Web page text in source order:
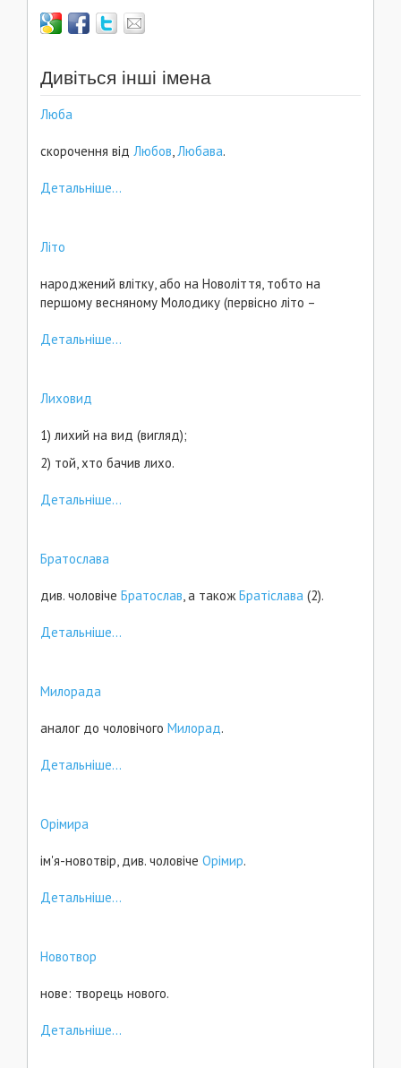
Дивіться інші імена
Люба
скорочення від Любов,Любава.
Детальніше...
Літо
народжений влітку, або на Новоліття, тобто на
першому весняному Молодику (первісно літо –
Детальніше...
Лиховид
1) лихий на вид (вигляд);
2) той, хто бачив лихо.
Детальніше...
Братослава
див. чоловіче Братослав, а такожБратіслава (2).
Детальніше...
Милорада
аналог до чоловічого Милорад.
Детальніше...
Орімира
ім'я-новотвір, див. чоловіче Орімир.
Детальніше...
Новотвор
нове: творець нового.
Детальніше...